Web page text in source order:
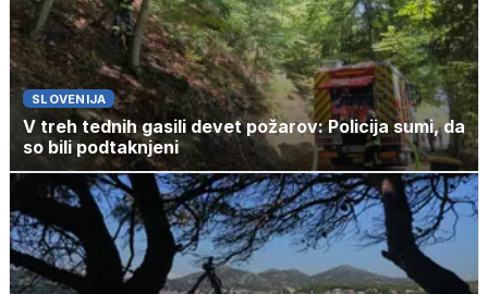
SLOVENIJA
V treh tednih gasili devet požarov: Policija sumi, da
so bili podtaknjeni